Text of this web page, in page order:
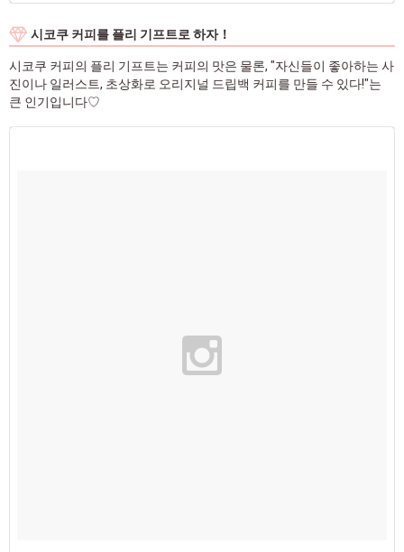
시코쿠 커피를 플리 기프트로 하자！
시코쿠 커피의 플리 기프트는 커피의 맛은 물론, "자신들이 좋아하는 사
진이나 일러스트, 초상화로 오리지널 드립백 커피를 만들 수 있다!"는
큰 인기입니다♡